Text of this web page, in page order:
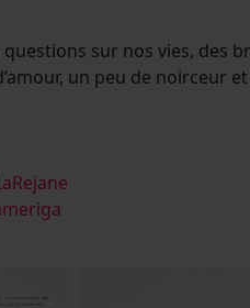
sur nos vies, des
un peu de noirceur